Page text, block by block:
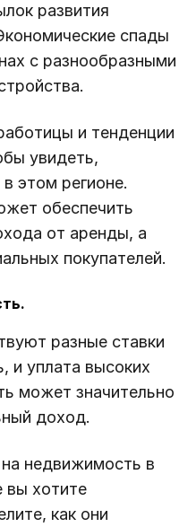
развития
спады
с разнообразными
и тенденции
увидеть,
этом регионе.
обеспечить
от аренды, а
покупателей.
разные ставки
и уплата высоких
может значительно
доход.
на недвижимость в
вы хотите
как они